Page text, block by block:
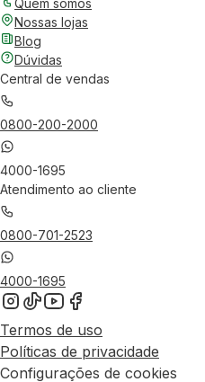
Quem somos
Nossas lojas
Blog
Dúvidas
Central de vendas
0800-200-2000
4000-1695
Atendimento ao cliente
0800-701-2523
4000-1695
Termos de uso
Políticas de privacidade
Configurações de cookies